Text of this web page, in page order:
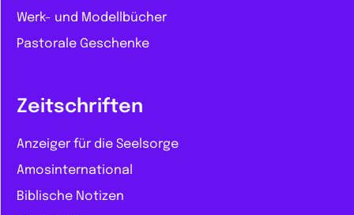
Werk- und Modellbücher
Pastorale Geschenke
Zeitschriften
Anzeiger für die Seelsorge
Amosinternational
Biblische Notizen